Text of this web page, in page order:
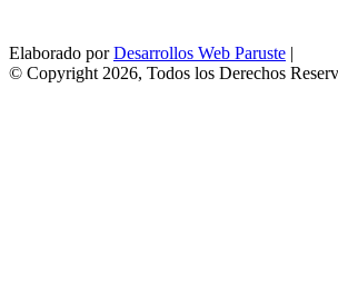
Elaborado porDesarrollos Web Paruste |
© Copyright 2026, Todos los Derechos